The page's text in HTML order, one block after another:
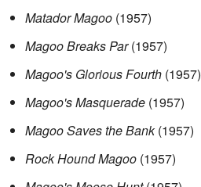
Matador Magoo (1957)
Magoo Breaks Par(1957)
Magoo's Glorious Fourth (1957)
Magoo's Masquerade (1957)
Magoo Saves the Bank(1957)
Rock Hound Magoo (1957)